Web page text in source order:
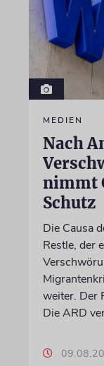
MEDIEN
Nach
nimmt
Schutz
Die Causa
Restle, der
weiter. Der
Die ARD